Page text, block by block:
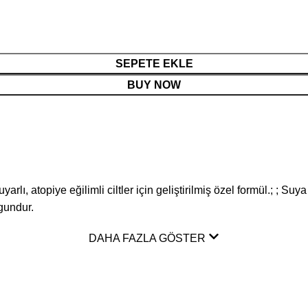
SEPETE EKLE
BUY NOW
atopiye eğilimli ciltler için geliştirilmiş özel formül.; ;
DAHA FAZLA GÖSTER